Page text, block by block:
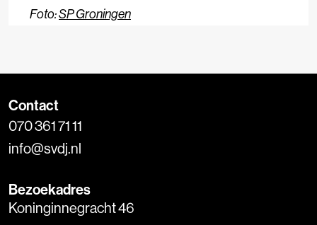
Foto:SP Groningen
Contact
070 361 71 11
info@svdj.nl
Bezoekadres
Koninginnegracht 46